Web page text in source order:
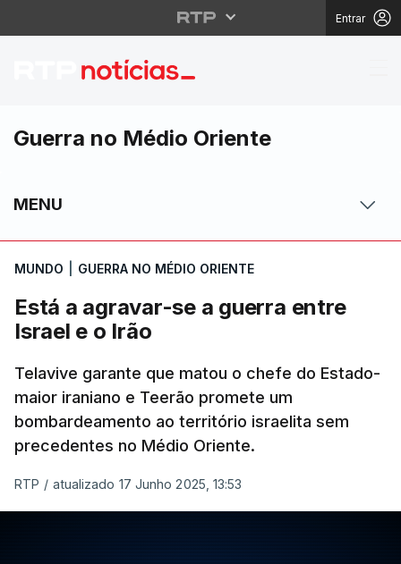
Entrar
Está a agravar-se a
Guerra no Médio Oriente
MENU
MUNDO GUERRA NO MÉDIO ORIENTE
Está a agravar-se a guerra entre
Israel e o Irão
Telavive garante que matou o chefe do Estado-
maior iraniano e Teerão promete um
bombardeamento ao território israelita sem
precedentes no Médio Oriente.
RTP / atualizado 17 Junho 2025, 13:53